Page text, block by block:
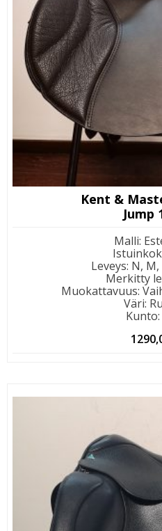
Kent &
Jump
Malli:
Leveys: N, M,
Merkitty
Muokattavuus:
Väri:
Kunto: